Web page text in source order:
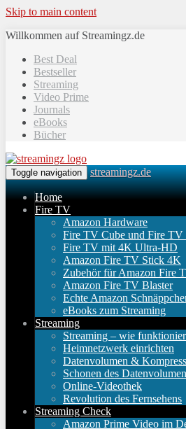
Skip to main content
Willkommen auf Streamingz.de
Best Deal
Bestseller
Streaming
Video Prime
Journals
eBooks
Bücher
Toggle navigation streamingz.de
Home
Fire TV
Amazon Hardware
Fire TV Cube und Fire TV
Fire TV mit 4K Ultra-HD
Amazon Fire TV Stick 4K
Zubehör für Amazon Fire
Amazon Fire TV Blaster
Echte Amazon
eBooks zum Streaming
Streaming
Streaming – wie
Heimnetzwerk einrichten
Datenvolumen &
Schonen des
Online-Videothek
Revolution des Fernsehens
Streaming Check
Amazon Prime Video im